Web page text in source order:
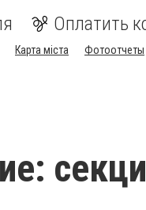
Оплатить
Карта міста Фотоотчеты